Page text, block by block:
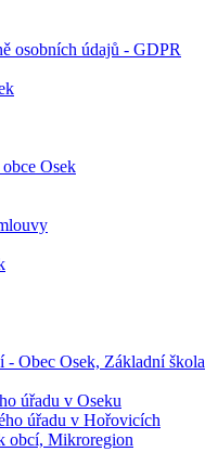
osobních údajů - GDPR
Osek
- Obec Osek, Základní škola
úřadu v Oseku
úřadu v Hořovicích
obcí, Mikroregion